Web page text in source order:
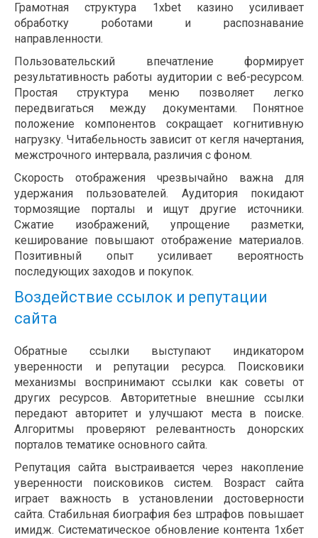
Грамотная структура 1xbet казино усиливает
обработку роботами и распознавание
направленности.
Пользовательский впечатление формирует
результативность работы аудитории с веб-ресурсом.
Простая структура меню позволяет легко
передвигаться между документами. Понятное
положение компонентов сокращает когнитивную
нагрузку. Читабельность зависит от кегля начертания,
межстрочного интервала, различия с фоном.
Скорость отображения чрезвычайно важна для
удержания пользователей. Аудитория покидают
тормозящие порталы и ищут другие источники.
Сжатие изображений, упрощение разметки,
кеширование повышают отображение материалов.
Позитивный опыт усиливает вероятность
последующих заходов и покупок.
Воздействие ссылок и репутации
сайта
Обратные ссылки выступают индикатором
уверенности и репутации ресурса. Поисковики
механизмы воспринимают ссылки как советы от
других ресурсов. Авторитетные внешние ссылки
передают авторитет и улучшают места в поиске.
Алгоритмы проверяют релевантность донорских
порталов тематике основного сайта.
Репутация сайта выстраивается через накопление
уверенности поисковиков систем. Возраст сайта
играет важность в установлении достоверности
сайта. Стабильная биография без штрафов повышает
имидж. Систематическое обновление контента 1хбет